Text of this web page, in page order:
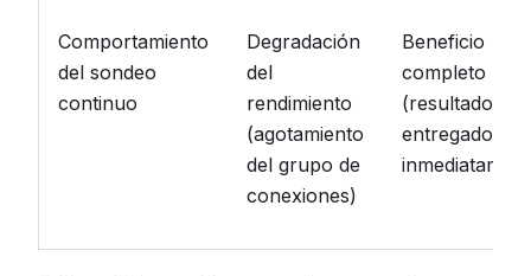
Comportamiento
del sondeo
continuo
Degradación
del
rendimiento
(agotamiento
del grupo de
conexiones)
Beneficio
completo
(resultados
entregados